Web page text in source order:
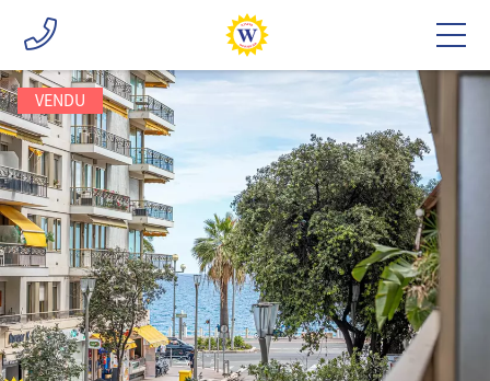
VENDU